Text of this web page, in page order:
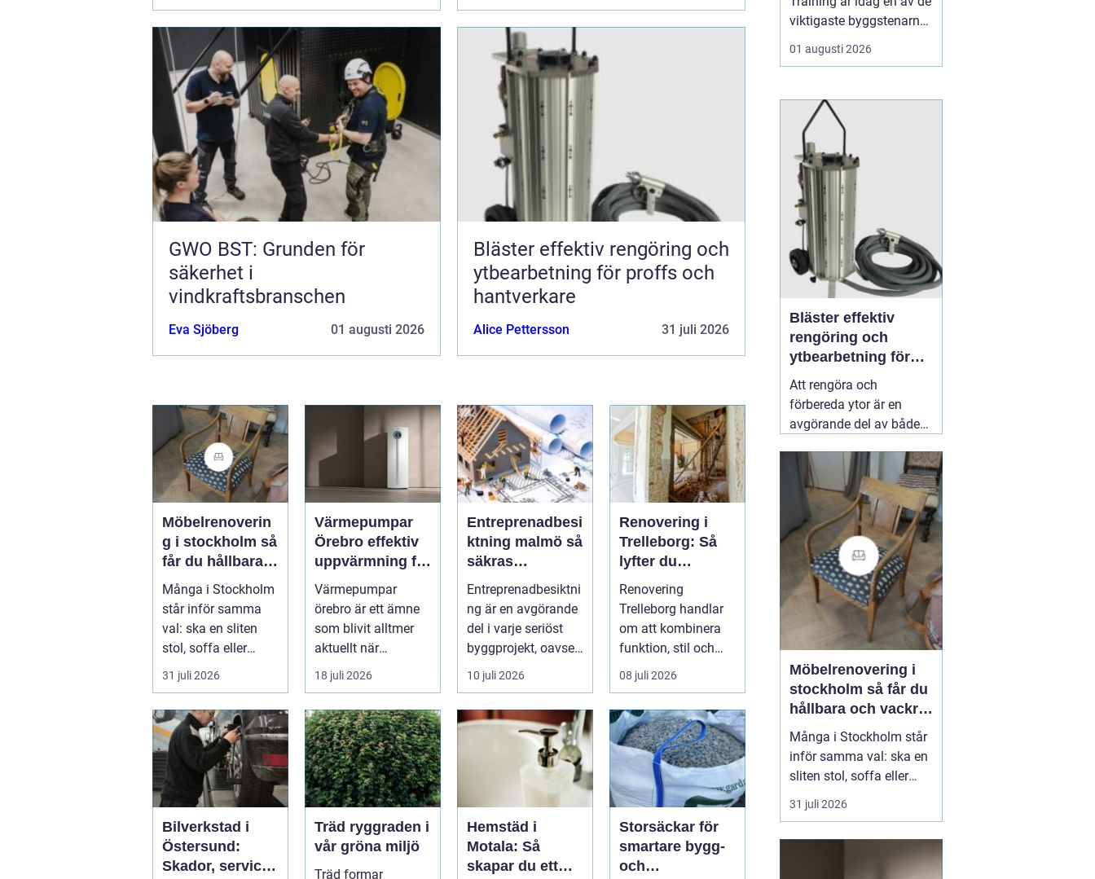
GWO BST: Grunden för
säkerhet i
vindkraftsbranschen
Eva Sjöberg 01 augusti 2026
Bläster effektiv rengöring och
ytbearbetning för proffs och
hantverkare
Alice Pettersson 31 juli 2026
Möbelrenoverin
g i stockholm så
får du hållbara
och vackra
möbler
Många i Stockholm
står inför samma
val: ska en sliten
stol, soffa eller
fåtölj slängas,
säljas billi...
31 juli 2026
Värmepumpar
Örebro effektiv
uppvärmning för
hus och
fastigheter
Värmepumpar
örebro är ett ämne
som blivit alltmer
aktuellt när
energipriser stiger
och fler vill sän...
18 juli 2026
Entreprenadbesi
ktning malmö så
säkras
kvaliteten i
byggprojekt
Entreprenadbesiktni
ng är en avgörande
del i varje seriöst
byggprojekt, oavsett
om det handlar om
en ...
10 juli 2026
Renovering i
Trelleborg: Så
lyfter du
hemmet på ett
smart sätt
Renovering
Trelleborg handlar
om att kombinera
funktion, stil och
långsiktig ekonomi i
samma p...
08 juli 2026
Bilverkstad i
Östersund:
Skador, service
Träd ryggraden i
vår gröna miljö
Träd formar
Hemstäd i
Motala: Så
skapar du ett
Storsäckar för
smartare bygg-
och
viktigaste byggstenarna
för alla som vill arbeta
professionellt inom
skapar en gemensam
säkerhetsnivå i en
bransch där jobbet ofta
sker långt frå...
01 augusti 2026
Bläster effektiv
rengöring och
ytbearbetning för
proffs och
hantverkare
Att rengöra och
förbereda ytor är en
avgörande del av både
renovering. Färg, rost,
smuts och gamla
beläggningar gör att
material åldras snabbare
och försämrar
slutresultatet vid
målning eller annan
behandling. Här31 juli
Möbelrenovering i
stockholm så får du
hållbara och vackra
möbler
Många i Stockholm står
inför samma val: ska en
sliten stol, soffa eller
fåtölj slängas, säljas
billigt eller renoveras?
möbelrenovering istället
31 juli 2026